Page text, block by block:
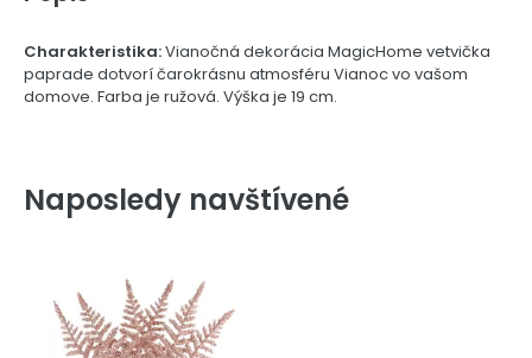
Charakteristika:Vianočná dekorácia MagicHome vetvička
paprade dotvorí čarokrásnu atmosféru Vianoc vo vašom
domove. Farba je ružová. Výška je 19 cm.
Naposledy navštívené